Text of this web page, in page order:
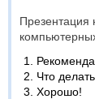
Презентация
Что
Хорошо!